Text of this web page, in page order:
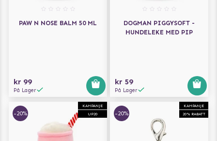
PAW N NOSE BALM 50 ML
kr 99
På Lager
DOGMAN PIGGYSOFT -
HUNDELEKE MED PIP
kr 59
På Lager
KAMPANJE
UP20
-20%
KAMPANJE
20% RABATT
-20%